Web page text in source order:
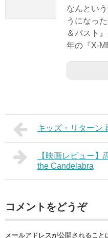
なんとい
うになっ
＆パスト
年の『X-
キッズ・リターン
【映画レビュー】
the Candelabra
コメントをどうぞ
メールアドレスが公開されること